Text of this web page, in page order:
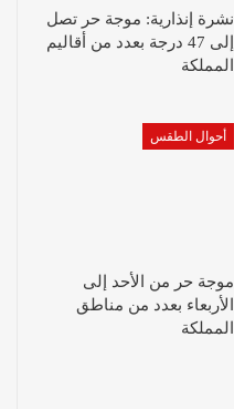
نشرة إنذارية: موجة حر تصل
إلى 47 درجة بعدد من أقاليم
المملكة
أحوال الطقس
موجة حر من الأحد إلى
الأربعاء بعدد من مناطق
المملكة